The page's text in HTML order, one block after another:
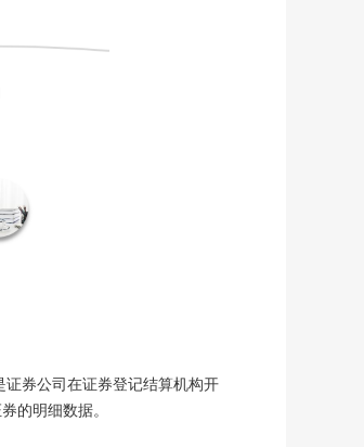
券公司在证券登记结算机构开
的明细数据。